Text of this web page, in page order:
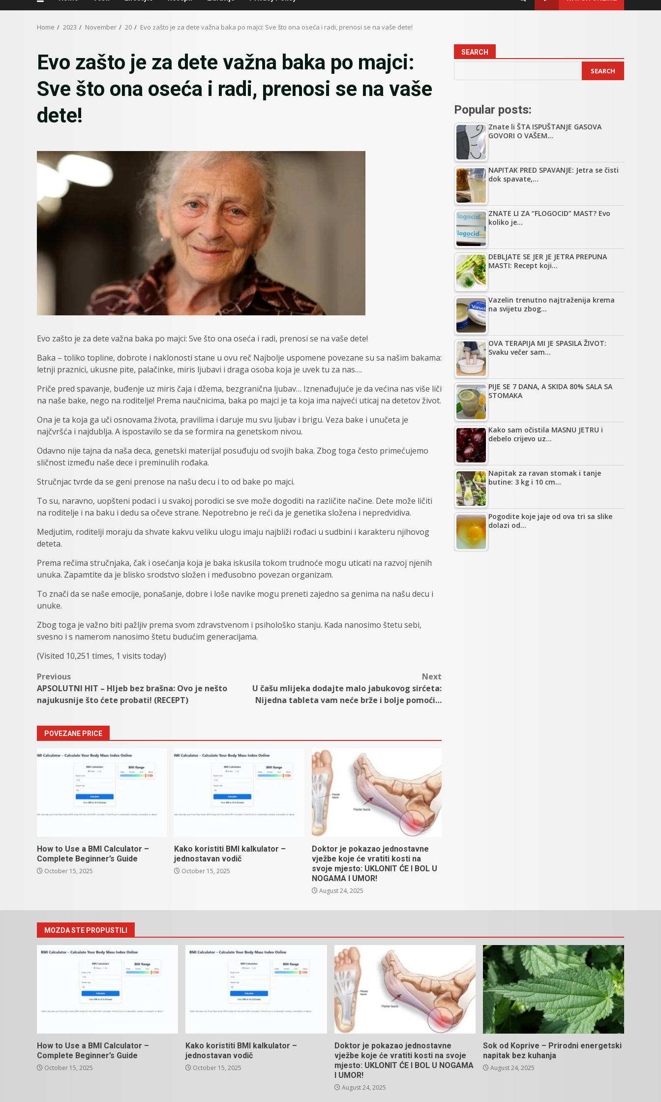
Home 2023 November 20 Evo zašto je za dete važna baka po majci: Sve što ona oseća i radi, prenosi se na vaše dete!
Evo zašto je za dete važna baka po majci:
Sve što ona oseća i radi, prenosi se na vaše
dete!
Evo zašto je za dete važna baka po majci: Sve što ona oseća i radi, prenosi se na vaše dete!
Baka – toliko topline, dobrote i naklonosti stane u ovu reč Najbolje uspomene povezane su sa našim bakama:
letnji praznici, ukusne pite, palačinke, miris ljubavi i draga osoba koja je uvek tu za nas….
Priče pred spavanje, buđenje uz miris čaja i džema, bezgranična ljubav… Iznenađujuće je da većina nas više liči
na naše bake, nego na roditelje! Prema naučnicima, baka po majci je ta koja ima najveći uticaj na detetov život.
Ona je ta koja ga uči osnovama života, pravilima i daruje mu svu ljubav i brigu. Veza bake i unučeta je
najčvršća i najdublja. A ispostavilo se da se formira na genetskom nivou.
Odavno nije tajna da naša deca, genetski materijal posuđuju od svojih baka. Zbog toga često primećujemo
sličnost između naše dece i preminulih rođaka.
Stručnjac tvrde da se geni prenose na našu decu i to od bake po majci.
To su, naravno, uopšteni podaci i u svakoj porodici se sve može dogoditi na različite načine. Dete može ličiti
na roditelje i na baku i dedu sa očeve strane. Nepotrebno je reći da je genetika složena i nepredvidiva.
Medjutim, roditelji moraju da shvate kakvu veliku ulogu imaju najbliži rođaci u sudbini i karakteru njihovog
deteta.
Prema rečima stručnjaka, čak i osećanja koja je baka iskusila tokom trudnoće mogu uticati na razvoj njenih
unuka. Zapamtite da je blisko srodstvo složen i međusobno povezan organizam.
To znači da se naše emocije, ponašanje, dobre i loše navike mogu preneti zajedno sa genima na našu decu i
unuke.
Zbog toga je važno biti pažljiv prema svom zdravstvenom i psihološko stanju. Kada nanosimo štetu sebi,
svesno i s namerom nanosimo štetu budućim generacijama.
(Visited 10,251 times, 1 visits today)
Post
navigation
Previous
APSOLUTNI HIT – Hljeb bez brašna: Ovo je nešto
najukusnije što ćete probati! (RECEPT)
Next
U čašu mlijeka dodajte malo jabukovog sirćeta:
Nijedna tableta vam neće brže i bolje pomoći…
POVEZANE PRICE
How to Use a BMI Calculator –
Complete Beginner’s Guide
October 15, 2025
Kako koristiti BMI kalkulator –
jednostavan vodič
October 15, 2025
Doktor je pokazao jednostavne
vježbe koje će vratiti kosti na
svoje mjesto: UKLONIT ĆE I BOL U
NOGAMA I UMOR!
August 24, 2025
SEARCH
SEARCH
Popular posts:
Znate li ŠTA ISPUŠTANJE GASOVA
GOVORI O VAŠEM…
NAPITAK PRED SPAVANJE: Jetra se čisti
dok spavate,…
ZNATE LI ZA “FLOGOCID” MAST? Evo
koliko je…
DEBLJATE SE JER JE JETRA PREPUNA
MASTI: Recept koji…
Vazelin trenutno najtraženija krema
na svijetu zbog…
OVA TERAPIJA MI JE SPASILA ŽIVOT:
Svaku večer sam…
PIJE SE 7 DANA, A SKIDA 80% SALA SA
STOMAKA
Kako sam očistila MASNU JETRU i
debelo crijevo uz…
Napitak za ravan stomak i tanje
butine: 3 kg i 10 cm…
Pogodite koje jaje od ova tri sa slike
dolazi od…
MOZDA STE PROPUSTILI
How to Use a BMI Calculator –
Complete Beginner’s Guide
October 15, 2025
Kako koristiti BMI kalkulator –
jednostavan vodič
October 15, 2025
Doktor je pokazao jednostavne
vježbe koje će vratiti kosti na svoje
mjesto: UKLONIT ĆE I BOL U NOGAMA
I UMOR!
August 24, 2025
Sok od Koprive – Prirodni energetski
napitak bez kuhanja
August 24, 2025